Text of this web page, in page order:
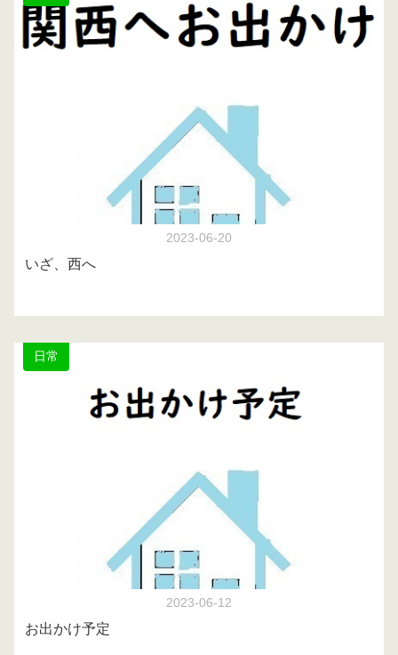
2023-06-20
いざ、西へ
日常
2023-06-12
お出かけ予定